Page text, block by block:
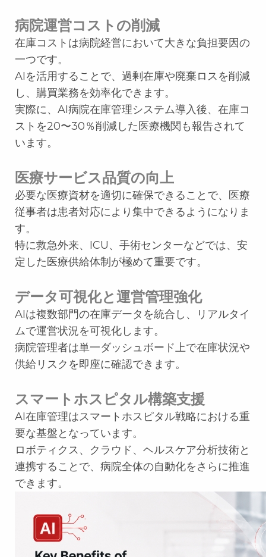
病院運営コストの削減
在庫コストは病院経営において大きな負担要因の
一つです。
AIを活用することで、過剰在庫や廃棄ロスを削減
し、購買業務を効率化できます。
実際に、AI病院在庫管理システム導入後、在庫コ
ストを20〜30％削減した医療機関も報告されて
います。
医療サービス品質の向上
必要な医療資材を適切に確保できることで、医療
従事者は患者対応により集中できるようになりま
す。
特に救急外来、ICU、手術センターなどでは、安
定した医療供給体制が極めて重要です。
データ可視化と運営管理強化
AIは複数部門の在庫データを統合し、リアルタイ
ムで運営状況を可視化します。
病院管理者は単一ダッシュボード上で在庫状況や
供給リスクを即座に確認できます。
スマートホスピタル構築支援
AI在庫管理はスマートホスピタル戦略における重
要な基盤となっています。
ロボティクス、クラウド、ヘルスケア分析技術と
連携することで、病院全体の自動化をさらに推進
できます。